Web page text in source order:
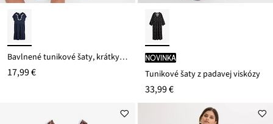
Bavlnené tunikové šaty, krátky rukáv
17,99 €
novinka
Tunikové šaty z padavej viskózy
33,99 €